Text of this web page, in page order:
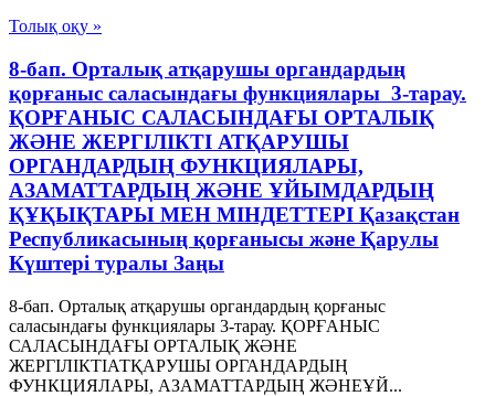
Толық оқу »
8-бап. Орталық атқарушы органдардың
қорғаныс саласындағы функциялары 3-тарау.
ҚОРҒАНЫС САЛАСЫНДАҒЫ ОРТАЛЫҚ
ЖӘНЕ ЖЕРГІЛIКТІ АТҚАРУШЫ
ОРГАНДАРДЫҢ ФУНКЦИЯЛАРЫ,
АЗАМАТТАРДЫҢ ЖӘНЕ ҰЙЫМДАРДЫҢ
ҚҰҚЫҚТАРЫ МЕН МIНДЕТТЕРІ Қазақстан
Республикасының қорғанысы және Қарулы
Күштері туралы Заңы
8-бап. Орталық атқарушы органдардың қорғаныс
саласындағы функциялары 3-тарау. ҚОРҒАНЫС
САЛАСЫНДАҒЫ ОРТАЛЫҚ ЖӘНЕ
ЖЕРГІЛIКТІАТҚАРУШЫ ОРГАНДАРДЫҢ
ФУНКЦИЯЛАРЫ, АЗАМАТТАРДЫҢ ЖӘНЕҰЙ...